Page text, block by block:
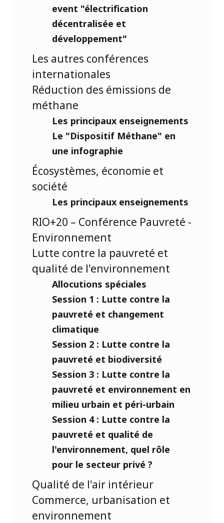
event "électrification
décentralisée et
développement"
Les autres conférences
internationales
Réduction des émissions de
méthane
Les principaux enseignements
Le "Dispositif Méthane" en
une infographie
Écosystèmes, économie et
société
Les principaux enseignements
RIO+20 – Conférence Pauvreté -
Environnement
Lutte contre la pauvreté et
qualité de l'environnement
Allocutions spéciales
Session 1 : Lutte contre la
pauvreté et changement
climatique
Session 2 : Lutte contre la
pauvreté et biodiversité
Session 3 : Lutte contre la
pauvreté et environnement en
milieu urbain et péri-urbain
Session 4 : Lutte contre la
pauvreté et qualité de
l'environnement, quel rôle
pour le secteur privé ?
Qualité de l'air intérieur
Commerce, urbanisation et
environnement